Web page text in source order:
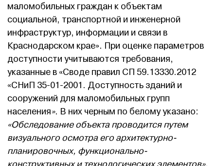
маломобильных граждан к объектам
социальной, транспортной и инженерной
инфраструктур, информации и связи в
Краснодарском крае». При оценке параметров
доступности учитываются требования,
указанные в «Своде правил СП 59.13330.2012
«СНиП 35-01-2001. Доступность зданий и
сооружений для маломобильных групп
населения». В них черным по белому указано:
«Обследование объекта проводится путем
визуального осмотра его архитектурно-
планировочных, функционально-